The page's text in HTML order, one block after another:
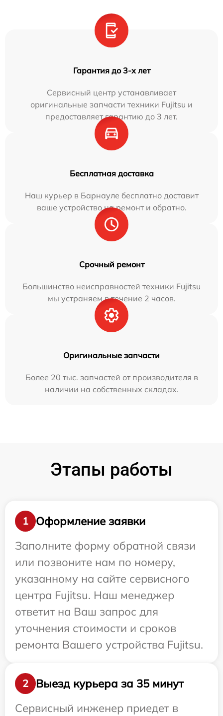
Гарантия до 3-х лет
Сервисный центр устанавливает
оригинальные запчасти техники Fujitsu и
предоставляет гарантию до 3 лет.
Бесплатная доставка
Наш курьер в Барнауле бесплатно доставит
ваше устройство на ремонт и обратно.
Срочный ремонт
Большинство неисправностей техники Fujitsu
мы устраняем в течение 2 часов.
Оригинальные запчасти
Более 20 тыс. запчастей от производителя в
наличии на собственных складах.
Этапы работы
1
Оформление заявки
Заполните форму обратной связи
или позвоните нам по номеру,
указанному на сайте сервисного
центра Fujitsu. Наш менеджер
ответит на Ваш запрос для
уточнения стоимости и сроков
ремонта Вашего устройства Fujitsu.
2
Выезд курьера за 35 минут
Сервисный инженер приедет в